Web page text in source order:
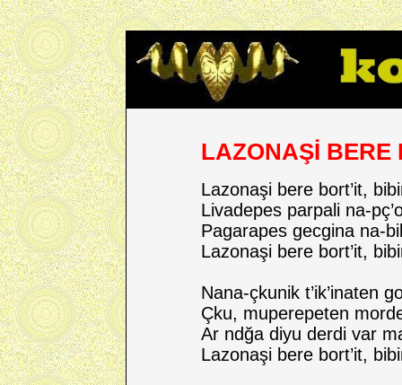
LAZONAŞİ BERE
Lazonaşi bere bort’it,
Livadepes parpali na-
Pagarapes gecgina na-
Lazonaşi bere bort’it,
Nana-çkunik t’ik’inaten
Çku, muperepeten
Ar ndğa diyu derdi var
Lazonaşi bere bort’it,